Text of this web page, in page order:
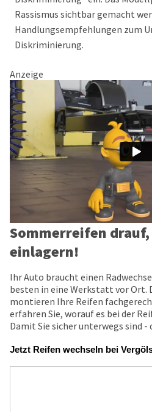
Rassismus sichtbar gemacht
Handlungsempfehlungen zum
Diskriminierung.
Anzeige
Sommerreifen
einlagern!
Ihr Auto braucht einen
besten in eine Werkstatt vor Ort.
montieren Ihre Reifen
erfahren Sie, worauf es bei der
Damit Sie sicher unterwegs sind -
Jetzt Reifen wechseln bei